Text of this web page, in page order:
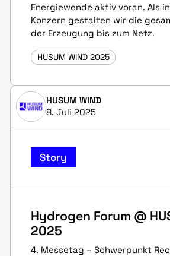
Energiewende aktiv voran. Als
Konzern gestalten wir die
der Erzeugung bis zum Netz.
HUSUM WIND 2025
HUSUM WIND
8. Juli 2025
Story
Hydrogen Forum @
2025
4. Messetag – Schwerpunkt